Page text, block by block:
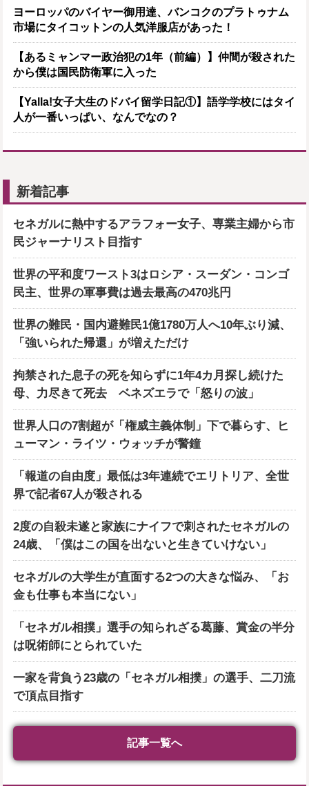
ヨーロッパのバイヤー御用達、バンコクのプラトゥナム
市場にタイコットンの人気洋服店があった！
【あるミャンマー政治犯の1年（前編）】仲間が殺された
から僕は国民防衛軍に入った
【Yalla!女子大生のドバイ留学日記①】語学学校にはタイ
人が一番いっぱい、なんでなの？
新着記事
セネガルに熱中するアラフォー女子、専業主婦から市
民ジャーナリスト目指す
世界の平和度ワースト3はロシア・スーダン・コンゴ
民主、世界の軍事費は過去最高の470兆円
世界の難民・国内避難民1億1780万人へ10年ぶり減、
「強いられた帰還」が増えただけ
拘禁された息子の死を知らずに1年4カ月探し続けた
母、力尽きて死去 ベネズエラで「怒りの波」
世界人口の7割超が「権威主義体制」下で暮らす、ヒ
ューマン・ライツ・ウォッチが警鐘
「報道の自由度」最低は3年連続でエリトリア、全世
界で記者67人が殺される
2度の自殺未遂と家族にナイフで刺されたセネガルの
24歳、「僕はこの国を出ないと生きていけない」
セネガルの大学生が直面する2つの大きな悩み、「お
金も仕事も本当にない」
「セネガル相撲」選手の知られざる葛藤、賞金の半分
は呪術師にとられていた
一家を背負う23歳の「セネガル相撲」の選手、二刀流
で頂点目指す
記事一覧へ